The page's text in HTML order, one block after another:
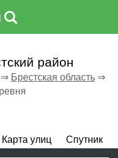
район
⇒ Брестская область ⇒
Карта улиц Спутник